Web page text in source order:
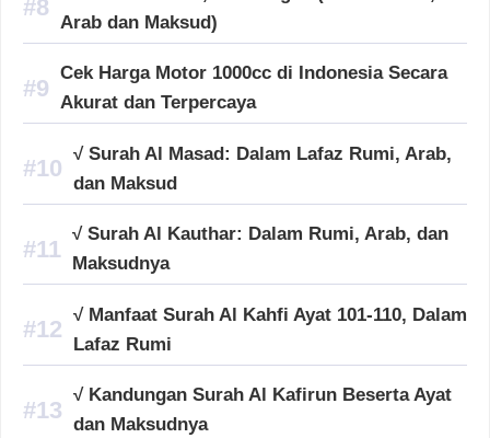
Arab dan Maksud)
Cek Harga Motor 1000cc di Indonesia Secara
Akurat dan Terpercaya
√ Surah Al Masad: Dalam Lafaz Rumi, Arab,
dan Maksud
√ Surah Al Kauthar: Dalam Rumi, Arab, dan
Maksudnya
√ Manfaat Surah Al Kahfi Ayat 101-110, Dalam
Lafaz Rumi
√ Kandungan Surah Al Kafirun Beserta Ayat
dan Maksudnya